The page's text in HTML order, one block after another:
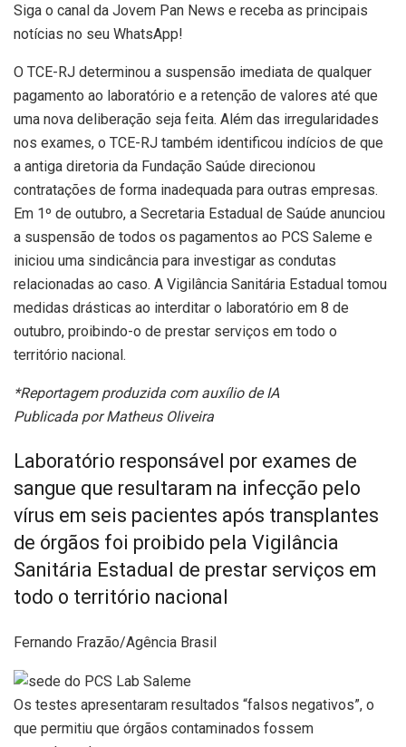
Siga o canal da Jovem Pan News e receba as principais
notícias no seu WhatsApp!
O TCE-RJ determinou a suspensão imediata de qualquer
pagamento ao laboratório e a retenção de valores até que
uma nova deliberação seja feita. Além das irregularidades
nos exames, o TCE-RJ também identificou indícios de que
a antiga diretoria da Fundação Saúde direcionou
contratações de forma inadequada para outras empresas.
Em 1º de outubro, a Secretaria Estadual de Saúde anunciou
a suspensão de todos os pagamentos ao PCS Saleme e
iniciou uma sindicância para investigar as condutas
relacionadas ao caso. A Vigilância Sanitária Estadual tomou
medidas drásticas ao interditar o laboratório em 8 de
outubro, proibindo-o de prestar serviços em todo o
território nacional.
*Reportagem produzida com auxílio de IA
Publicada por Matheus Oliveira
Laboratório responsável por exames de
sangue que resultaram na infecção pelo
vírus em seis pacientes após transplantes
de órgãos foi proibido pela Vigilância
Sanitária Estadual de prestar serviços em
todo o território nacional
Fernando Frazão/Agência Brasil
Os testes apresentaram resultados “falsos negativos”, o
que permitiu que órgãos contaminados fossem